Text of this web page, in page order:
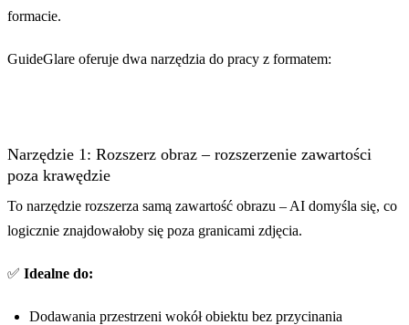
formacie.
GuideGlare oferuje dwa narzędzia do pracy z formatem:
Narzędzie 1: Rozszerz obraz – rozszerzenie zawartości
poza krawędzie
To narzędzie rozszerza samą zawartość obrazu – AI domyśla się, co
logicznie znajdowałoby się poza granicami zdjęcia.
✅ Idealne do:
Dodawania przestrzeni wokół obiektu bez przycinania